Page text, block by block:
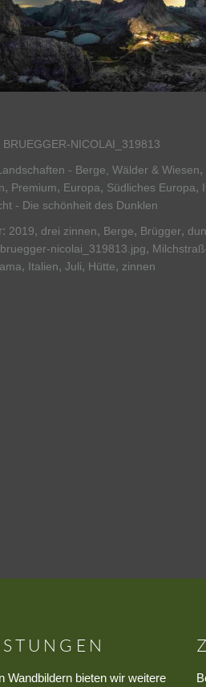
BRUEGGER-NICOLAI_319813
- Berge, Wälder & Wiesen,
, Premium, Europa, Südliches Europa,
- Die schönheit des Dunklen
2019, drei zinnen, Berge, Brügger,
bruegger-nicolai_319813.jpg,
, Italien, Juli, Hütte, zinnen
Wandbildern bieten wir weitere